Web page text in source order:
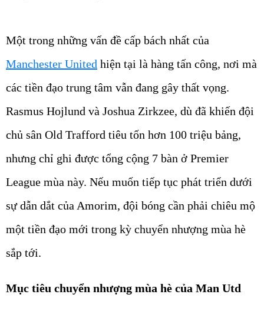
Một trong những vấn đề cấp bách nhất của
Manchester United hiện tại là hàng tấn công, nơi mà
các tiền đạo trung tâm vẫn đang gây thất vọng.
Rasmus Hojlund và Joshua Zirkzee, dù đã khiến đội
chủ sân Old Trafford tiêu tốn hơn 100 triệu bảng,
nhưng chỉ ghi được tổng cộng 7 bàn ở Premier
League mùa này. Nếu muốn tiếp tục phát triển dưới
sự dẫn dắt của Amorim, đội bóng cần phải chiêu mộ
một tiền đạo mới trong kỳ chuyển nhượng mùa hè
sắp tới.
Mục tiêu chuyển nhượng mùa hè của Man Utd